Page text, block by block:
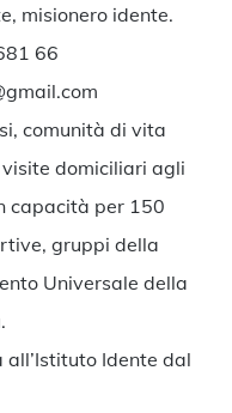
misionero idente.
66
comunità di vita
domiciliari agli
capacità per 150
gruppi della
Universale della
Idente dal